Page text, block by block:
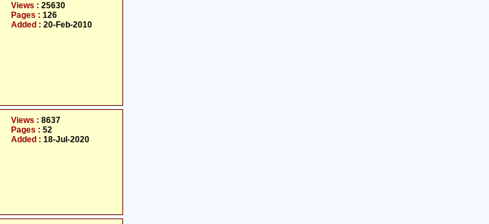
Views : 25630
Pages : 126
Added : 20-Feb-2010
Views : 8637
Pages : 52
Added : 18-Jul-2020